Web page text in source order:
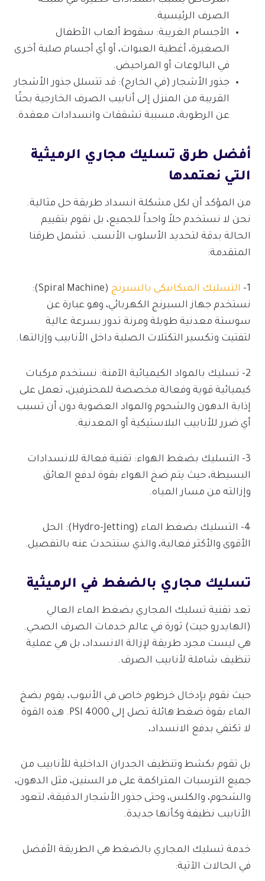
الصرف الرئيسية.
الأجسام الغريبة: سقوط ألعاب الأطفال
الصغيرة، أغطية العبوات، أو أي أجسام صلبة أخرى
في البالوعات أو المراحيض.
جذور الأشجار (في الخارج): قد تتسلل جذور الأشجار
القريبة من المنزل إلى أنابيب الصرف الخارجية بحثًا
عن الرطوبة، مسببة تشققات وانسدادات معقدة.
أفضل طرق تسليك مجاري الرميثية
التي نعتمدها
من المؤكد أن لكل مشكلة انسداد طريقة حل مثالية.
نحن لا نستخدم حلاً واحداً للجميع، بل نقوم بتقييم
الحالة بدقة لتحديد الأسلوب الأنسب. تشمل طرقنا
المتقدمة:
1- التسليك الميكانيكي بالسبرنج
(Spiral Machine):
نستخدم جهاز السبرنج الكهربائي، وهو عبارة عن
سوستة معدنية طويلة ومرنة تدور بسرعة عالية
لتفتيت وتكسير التكتلات الصلبة داخل الأنابيب وإزالتها.
2- تسليك بالمواد الكيميائية الآمنة: نستخدم مركبات
كيميائية قوية وفعالة مخصصة للمحترفين، تعمل على
إذابة الدهون والشحوم والمواد العضوية دون أن تسبب
أي ضرر للأنابيب البلاستيكية أو المعدنية.
3- التسليك بضغط الهواء: تقنية فعالة للانسدادات
البسيطة، حيث يتم ضخ الهواء بقوة لدفع العائق
وإزالته من مسار المياه.
4- التسليك بضغط الماء (Hydro-Jetting): الحل
الأقوى والأكثر فعالية، والذي سنتحدث عنه بالتفصيل.
تسليك مجاري بالضغط في الرميثية
تعد تقنية تسليك المجاري بضغط الماء العالي
(الهايدرو جيت) ثورة في عالم خدمات الصرف الصحي.
هي ليست مجرد طريقة لإزالة الانسداد، بل هي عملية
تنظيف شاملة لأنابيب الصرف.
حيث نقوم بإدخال خرطوم خاص في الأنبوب، يقوم بضخ
الماء بقوة ضغط هائلة تصل إلى 4000 PSI. هذه القوة
لا تكتفي بدفع الانسداد،
بل تقوم بكشط وتنظيف الجدران الداخلية للأنابيب من
جميع الترسبات المتراكمة على مر السنين، مثل الدهون،
والشحوم، والكلس، وحتى جذور الأشجار الدقيقة، لتعود
الأنابيب نظيفة وكأنها جديدة.
خدمة تسليك المجاري بالضغط هي الطريقة الأفضل
في الحالات الآتية: